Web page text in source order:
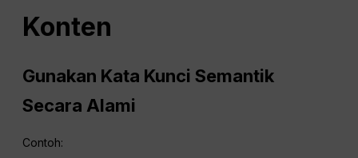
Konten
Gunakan Kata Kunci Semantik
Secara Alami
Contoh: